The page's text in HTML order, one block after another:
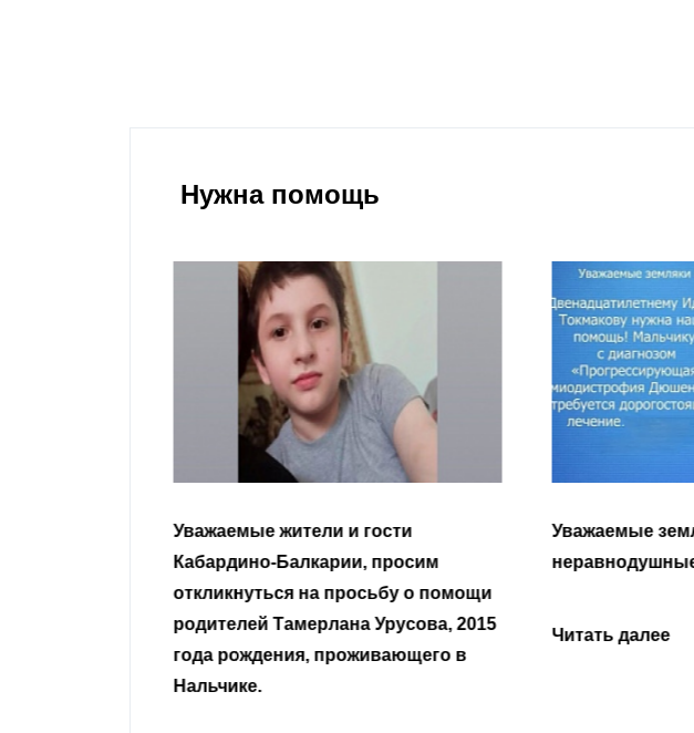
Нужна помощь
Уважаемые земляки и все
неравнодушные граждане.
Читать далее
Читать далее